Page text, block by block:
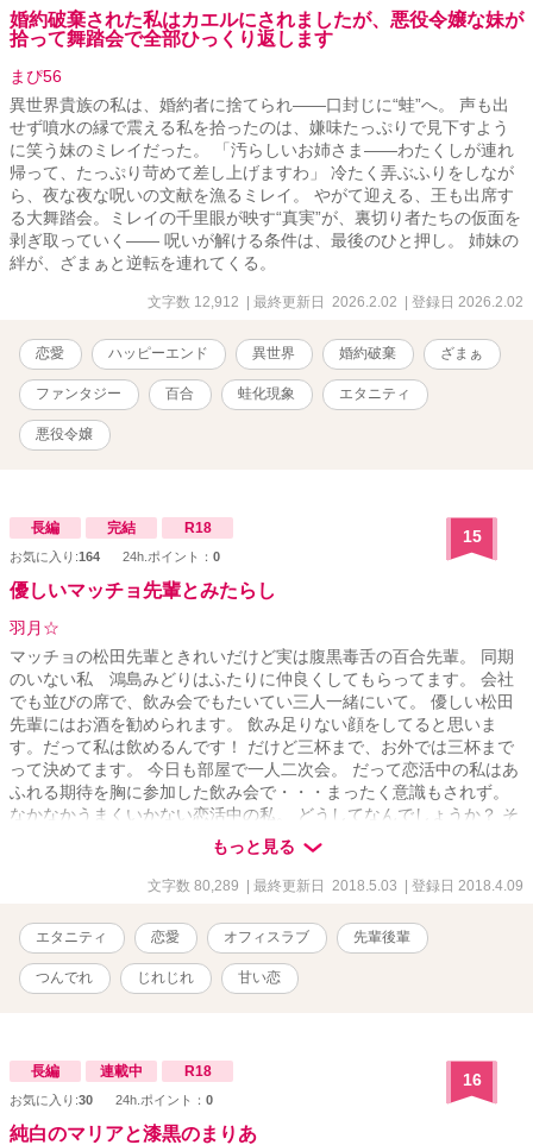
婚約破棄された私はカエルにされましたが、悪役令嬢な妹が
拾って舞踏会で全部ひっくり返します
まぴ56
異世界貴族の私は、婚約者に捨てられ――口封じに“蛙”へ。 声も出
せず噴水の縁で震える私を拾ったのは、嫌味たっぷりで見下すよう
に笑う妹のミレイだった。 「汚らしいお姉さま――わたくしが連れ
帰って、たっぷり苛めて差し上げますわ」 冷たく弄ぶふりをしなが
ら、夜な夜な呪いの文献を漁るミレイ。 やがて迎える、王も出席す
る大舞踏会。ミレイの千里眼が映す“真実”が、裏切り者たちの仮面を
剥ぎ取っていく―― 呪いが解ける条件は、最後のひと押し。 姉妹の
絆が、ざまぁと逆転を連れてくる。
文字数 12,912 | 最終更新日 2026.2.02 | 登録日 2026.2.02
恋愛 ハッピーエンド 異世界 婚約破棄 ざまぁ
ファンタジー 百合 蛙化現象 エタニティ
悪役令嬢
長編 完結 R18
お気に入り:164 24h.ポイント： 0
15
優しいマッチョ先輩とみたらし
羽月☆
マッチョの松田先輩ときれいだけど実は腹黒毒舌の百合先輩。 同期
のいない私 鴻島みどりはふたりに仲良くしてもらってます。 会社
でも並びの席で、飲み会でもたいてい三人一緒にいて。 優しい松田
先輩にはお酒を勧められます。 飲み足りない顔をしてると思いま
す。だって私は飲めるんです！ だけど三杯まで、お外では三杯まで
って決めてます。 今日も部屋で一人二次会。 だって恋活中の私はあ
ふれる期待を胸に参加した飲み会で・・・まったく意識もされず。
なかなかうまくいかない恋活中の私。 どうしてなんでしょうか？ そ
んなにダメですか？ 長い間掲げていた恋活中の看板、やっと下ろす
ことが出来ます。 緑のちょっと変な恋愛事情の話です。
もっと見る
文字数 80,289 | 最終更新日 2018.5.03 | 登録日 2018.4.09
エタニティ 恋愛 オフィスラブ 先輩後輩
つんでれ じれじれ 甘い恋
長編 連載中 R18
お気に入り:30 24h.ポイント： 0
16
純白のマリアと漆黒のまりあ